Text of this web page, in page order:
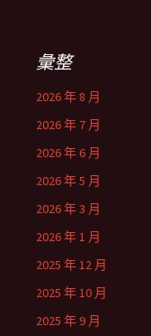
彙整
2026 年 8 月
2026 年 7 月
2026 年 6 月
2026 年 5 月
2026 年 3 月
2026 年 1 月
2025 年 12 月
2025 年 10 月
2025 年 9 月